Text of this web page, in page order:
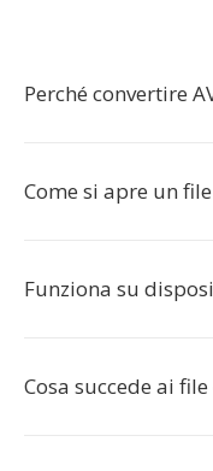
Perché convertire
Come si apre un file
Funziona su
Cosa succede ai